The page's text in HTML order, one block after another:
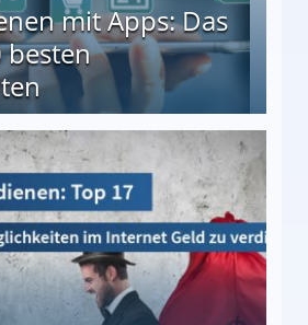
mit Apps: Das
besten